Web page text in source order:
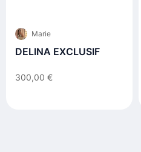
Marie
DELINA EXCLUSIF
300,00 €